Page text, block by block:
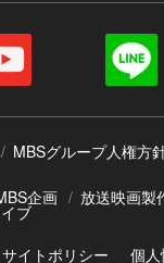
MBSグループ人権方
企画 放送映画製
ブ
サイトポリシー 個